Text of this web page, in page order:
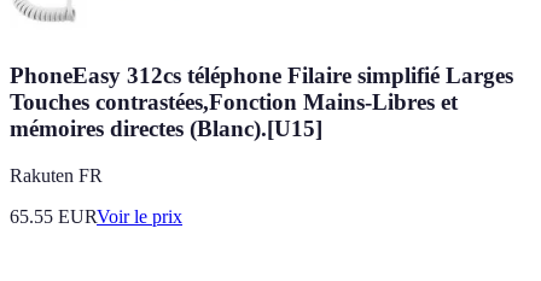
PhoneEasy 312cs téléphone Filaire simplifié Larges
Touches contrastées,Fonction Mains-Libres et
mémoires directes (Blanc).[U15]
Rakuten FR
65.55 EURVoir le prix